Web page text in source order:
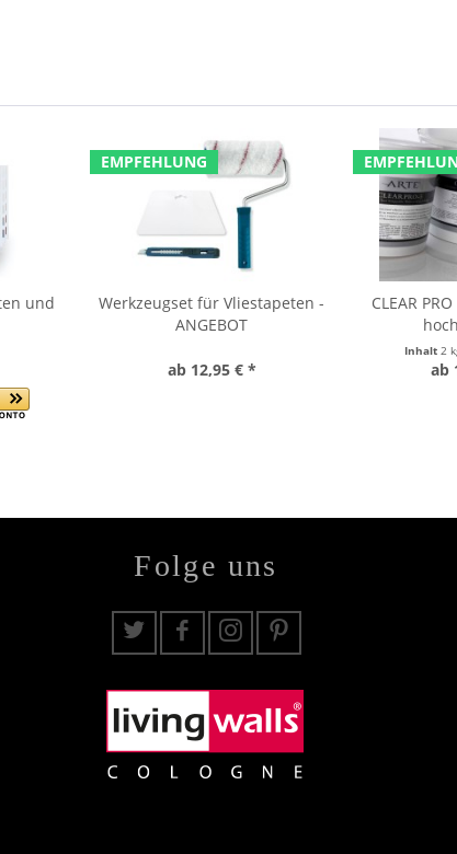
und
EMPFEHLUNG
Werkzeugset für Vliestapeten -
ANGEBOT
ab 12,95 € *
CLEAR
Inhalt 2
ab
Folge uns